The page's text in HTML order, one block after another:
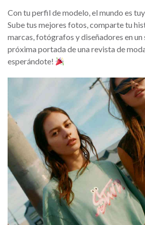
Con tu perfil de modelo, el mundo es
Sube tus mejores fotos, comparte tu
marcas, fotógrafos y diseñadores en un
próxima portada de una revista de
esperándote!